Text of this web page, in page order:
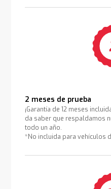
2 meses de prueba
¡Garantía de 12 meses
da saber que respaldamos
todo un año.
*No incluida para vehículos